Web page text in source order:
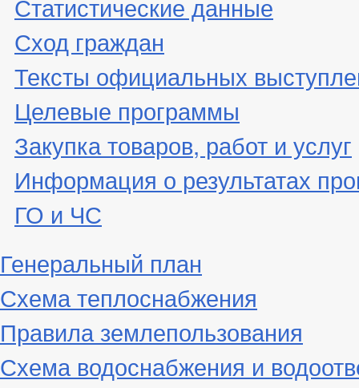
Сход граждан
Тексты официальных
Целевые программы
Закупка товаров, работ и услуг
Информация о результатах
ГО и ЧС
Генеральный план
Схема теплоснабжения
Правила землепользования
Схема водоснабжения и